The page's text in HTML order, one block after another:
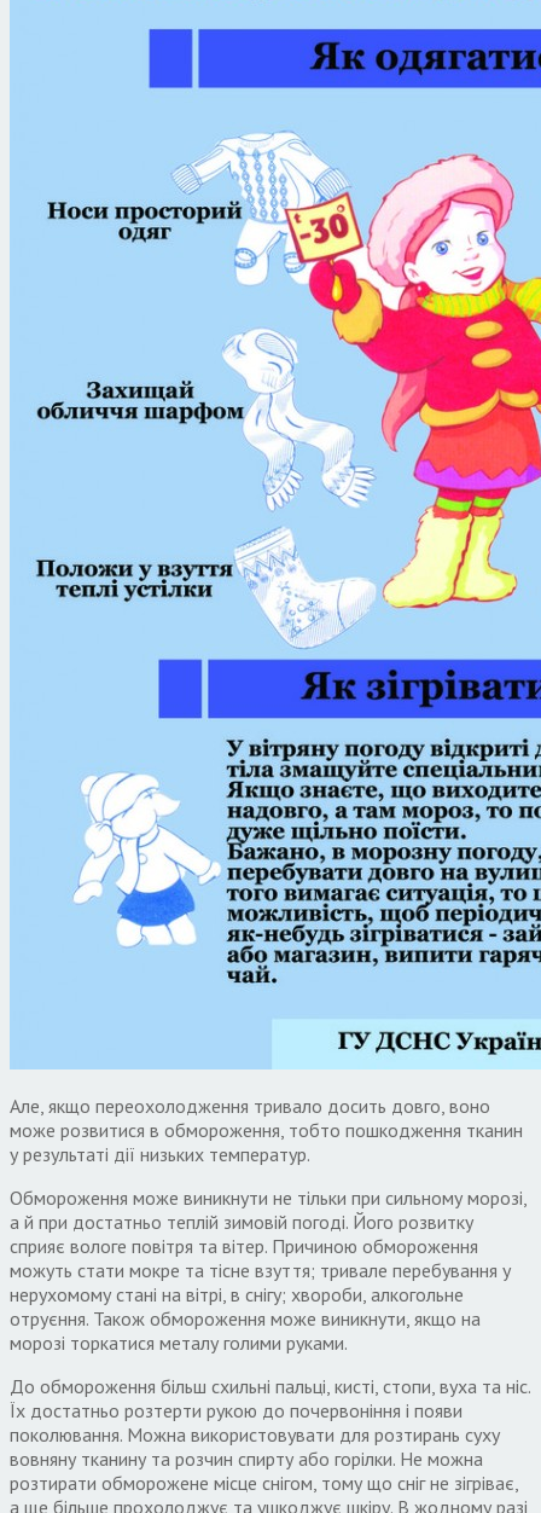
Але, якщо переохолодження тривало досить довго, воно
може розвитися в обмороження, тобто пошкодження тканин
у результаті дії низьких температур.
Обмороження може виникнути не тільки при сильному морозі,
а й при достатньо теплій зимовій погоді. Його розвитку
сприяє вологе повітря та вітер. Причиною обмороження
можуть стати мокре та тісне взуття; тривале перебування у
нерухомому стані на вітрі, в снігу; хвороби, алкогольне
отруєння. Також обмороження може виникнути, якщо на
морозі торкатися металу голими руками.
До обмороження більш схильні пальці, кисті, стопи, вуха та ніс.
Їх достатньо розтерти рукою до почервоніння і появи
поколювання. Можна використовувати для розтирань суху
вовняну тканину та розчин спирту або горілки. Не можна
розтирати обморожене місце снігом, тому що сніг не зігріває,
а ще більше прохолоджує та ушкоджує шкіру. В жодному разі